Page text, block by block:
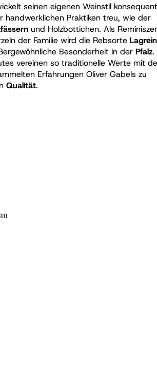
seinen eigenen Weinstil konsequent
handwerklichen Praktiken treu, wie der
und Holzbottichen. Als
der Familie wird die Rebsorte Lagrein
Besonderheit in der Pfalz.
vereinen so traditionelle Werte mit
Erfahrungen Oliver Gabels zu
Qualität.